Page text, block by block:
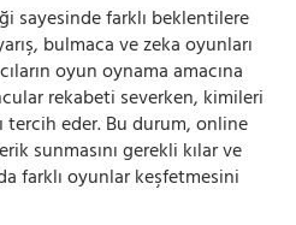
sayesinde farklı beklentilere
bulmaca ve zeka oyunları
oyun oynama amacına
rekabeti severken, kimileri
tercih eder. Bu durum, online
sunmasını gerekli kılar ve
farklı oyunlar keşfetmesini